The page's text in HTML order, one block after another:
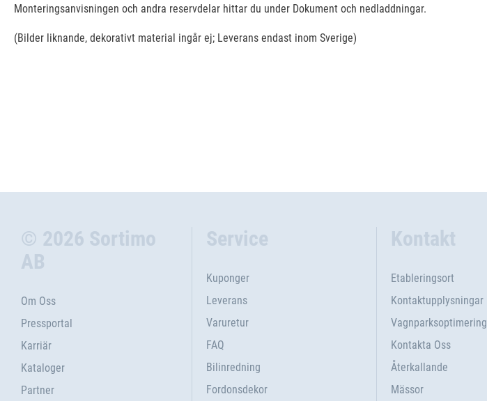
Monteringsanvisningen och andra reservdelar hittar du under Dokument och nedladdningar.
(Bilder liknande, dekorativt material ingår ej; Leverans endast inom Sverige)
© 2026 Sortimo
AB
Om Oss
Pressportal
Karriär
Kataloger
Partner
Service
Kuponger
Leverans
Varuretur
FAQ
Bilinredning
Fordonsdekor
Kontakt
Etableringsort
Kontaktupplysningar
Vagnparksoptimering
Kontakta Oss
Återkallande
Mässor